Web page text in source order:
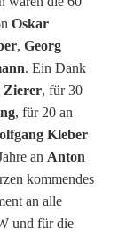
Oskar
, Georg
. Ein Dank
Zierer, für 30
, für 20 an
Kleber
an Anton
kommendes
an alle
und für die